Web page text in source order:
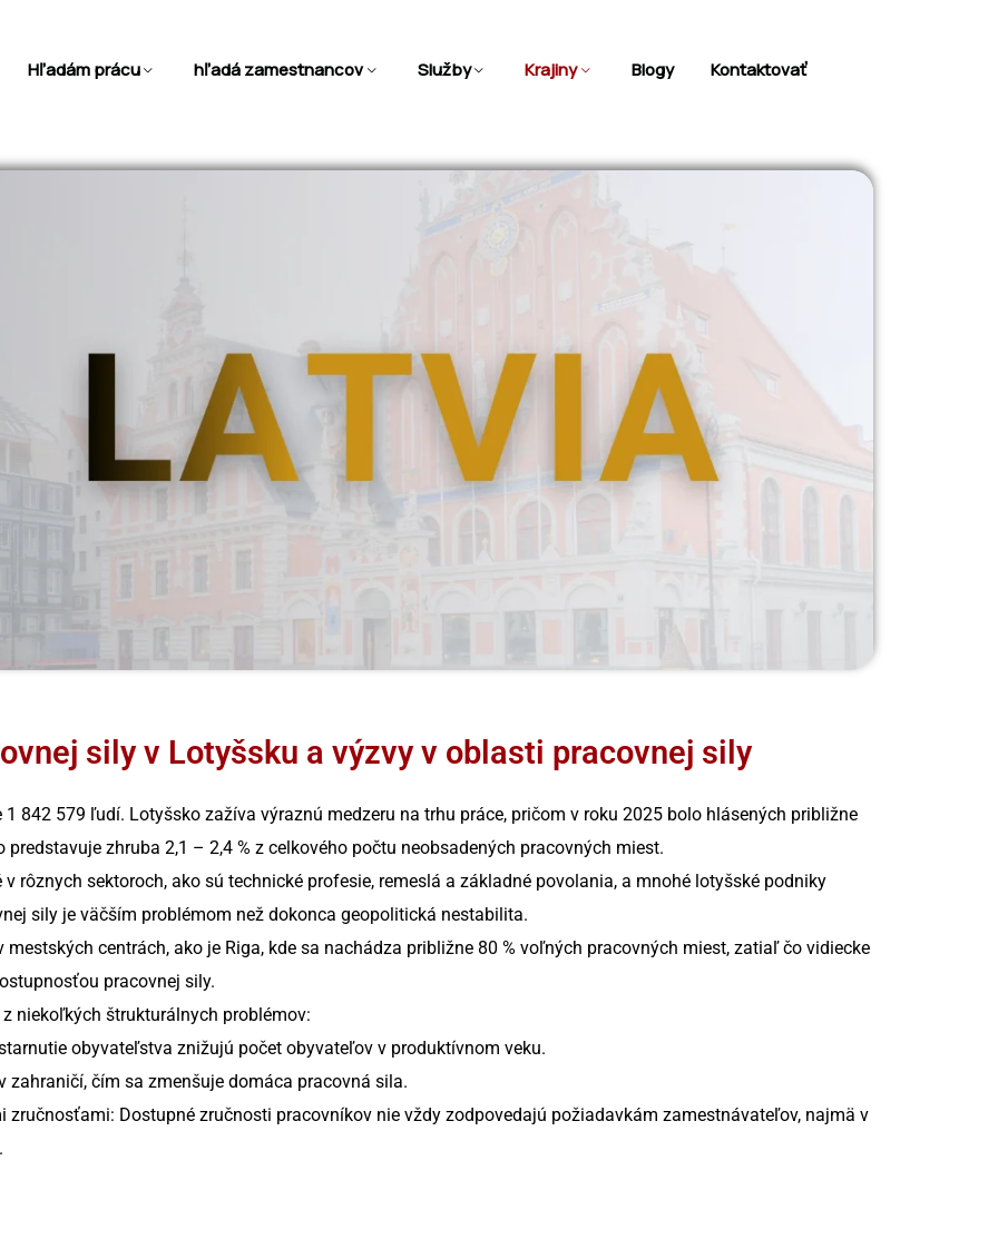
Hľadám prácu hľadá zamestnancov Služby Krajiny Blogy Kontaktovať
sily v Lotyšsku a výzvy v oblasti pracovnej sily
842 579 ľudí. Lotyšsko zažíva výraznú medzeru na trhu práce, pričom v roku 2025 bolo hlásených približne
zhruba 2,1 – 2,4 % z celkového počtu neobsadených pracovných miest.
rôznych sektoroch, ako sú technické profesie, remeslá a základné povolania, a mnohé lotyšské podniky
sily je väčším problémom než dokonca geopolitická nestabilita.
centrách, ako je Riga, kde sa nachádza približne 80 % voľných pracovných miest, zatiaľ čo vidiecke
pracovnej sily.
niekoľkých štrukturálnych problémov:
obyvateľstva znižujú počet obyvateľov v produktívnom veku.
čím sa zmenšuje domáca pracovná sila.
Dostupné zručnosti pracovníkov nie vždy zodpovedajú požiadavkám zamestnávateľov, najmä v